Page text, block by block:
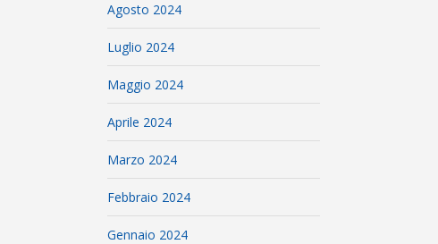
Agosto 2024
Luglio 2024
Maggio 2024
Aprile 2024
Marzo 2024
Febbraio 2024
Gennaio 2024